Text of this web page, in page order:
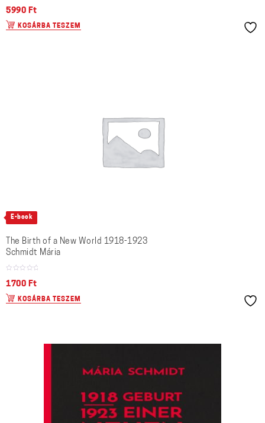
5990 Ft
KOSÁRBA TESZEM
E-book
The Birth of a New World 1918-1923
Schmidt Mária
1700 Ft
KOSÁRBA TESZEM